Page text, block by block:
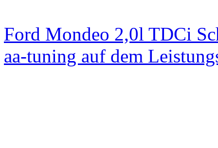
Ford Mondeo 2,0l TDCi
aa-tuning auf dem